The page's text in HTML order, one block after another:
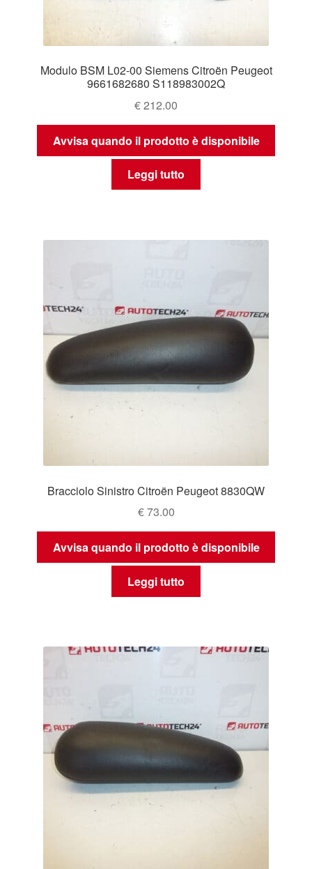
Modulo BSM L02-00 Siemens Citroën Peugeot
9661682680 S118983002Q
€212.00
Avvisa quando il prodotto è disponibile
Leggi tutto
Bracciolo Sinistro Citroën Peugeot 8830QW
€73.00
Avvisa quando il prodotto è disponibile
Leggi tutto